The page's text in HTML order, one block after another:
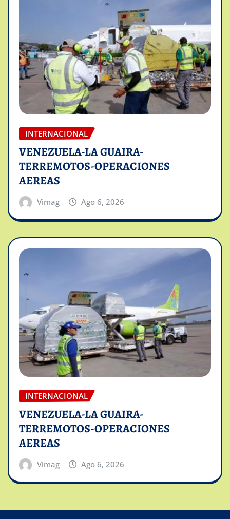
INTERNACIONAL
VENEZUELA-LA GUAIRA-
TERREMOTOS-OPERACIONES
AEREAS
Vimag Ago 6, 2026
INTERNACIONAL
VENEZUELA-LA GUAIRA-
TERREMOTOS-OPERACIONES
AEREAS
Vimag Ago 6, 2026